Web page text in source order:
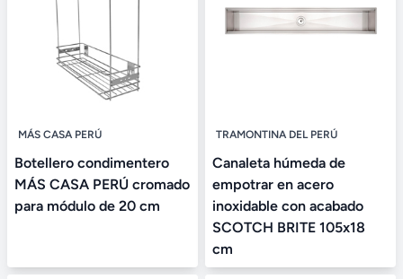
MÁS CASA PERÚ
Botellero condimentero
MÁS CASA PERÚ cromado
para módulo de 20 cm
TRAMONTINA DEL PERÚ
Canaleta húmeda de
empotrar en acero
inoxidable con acabado
SCOTCH BRITE 105x18
cm